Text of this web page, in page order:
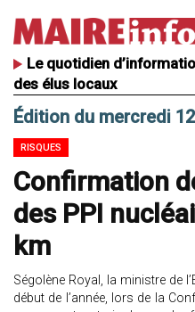
Le quotidien
des élus locaux
Édition du mercredi
RISQUES
Confirmation
des PPI
km
Ségolène Royal, la ministre de
début de l’année, lors de la